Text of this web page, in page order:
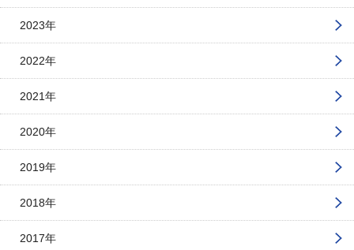
2023年
2022年
2021年
2020年
2019年
2018年
2017年